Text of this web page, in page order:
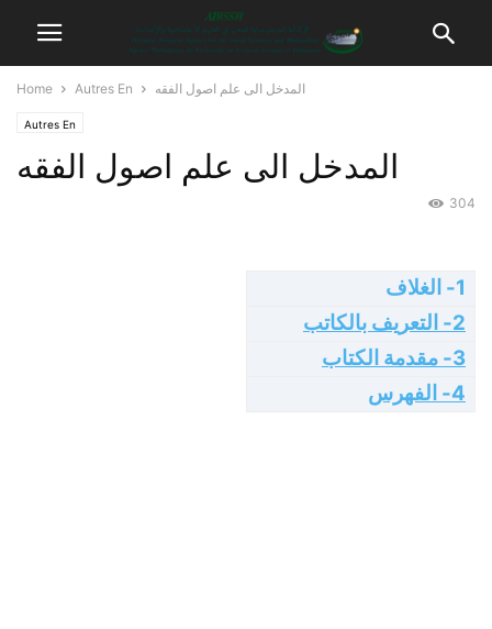
Home Autres En المدخل الى علم اصول الفقه
Autres En
المدخل الى علم اصول الفقه
304
1- الغلاف
2- التعريف بالكاتب
3- مقدمة الكتاب
4- الفهرس